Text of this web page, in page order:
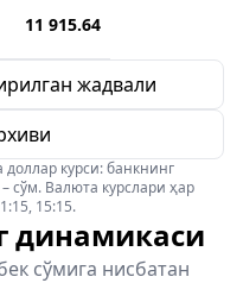
11 915.64
жадвали
доллар курси: банкнинг
сўм. Валюта курслари ҳар
15:15.
динамикаси
сўмига нисбатан